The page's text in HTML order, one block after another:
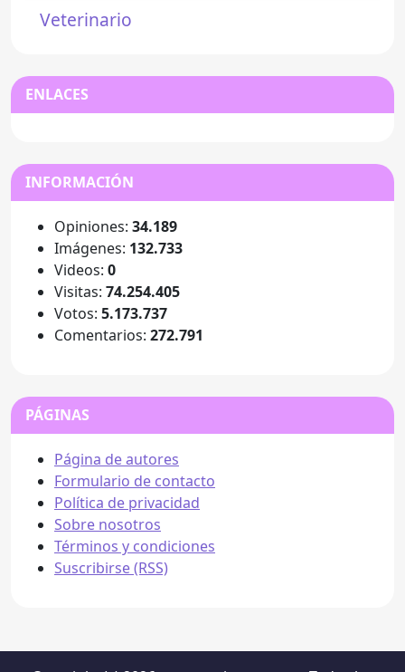
Veterinario
ENLACES
INFORMACIÓN
Opiniones: 34.189
Imágenes: 132.733
Videos: 0
Visitas: 74.254.405
Votos: 5.173.737
Comentarios: 272.791
PÁGINAS
Página de autores
Formulario de contacto
Política de privacidad
Sobre nosotros
Términos y condiciones
Suscribirse (RSS)